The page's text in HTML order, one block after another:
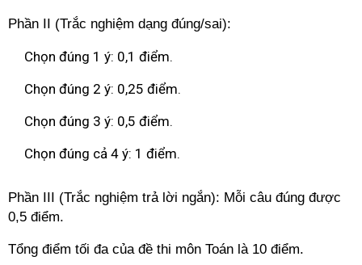
Phần II (Trắc nghiệm dạng đúng/sai):
Chọn đúng 1 ý: 0,1 điểm.
Chọn đúng 2 ý: 0,25 điểm.
Chọn đúng 3 ý: 0,5 điểm.
Chọn đúng cả 4 ý: 1 điểm.
Phần III (Trắc nghiệm trả lời ngắn): Mỗi câu đúng được
0,5 điểm.
Tổng điểm tối đa của đề thi môn Toán là 10 điểm.